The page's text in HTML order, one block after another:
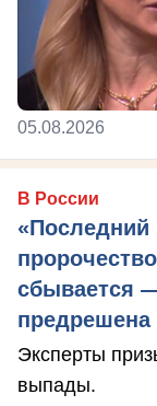
05.08.2026
В России
«Последний
сбывается
предрешена
Эксперты
выпады.